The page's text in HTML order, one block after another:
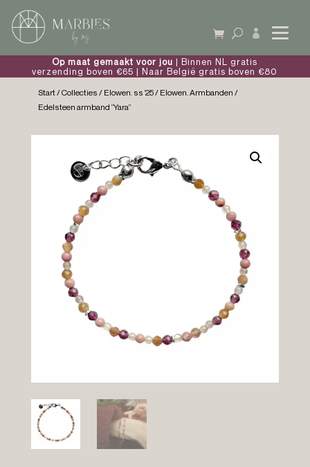

Op maat gemaakt voor jou | Binnen NL gratis
verzending boven €65 | Naar België gratis boven €80
Start/Collecties / Elowen. ss ‘25/ Elowen. Armbanden /
Edelsteen armband “Yara”